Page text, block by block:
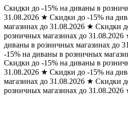
Скидки до -15% на диваны в
31.08.2026 ★ Скидки до -15% на
магазинах до 31.08.2026 ★ Скидки
розничных магазинах до 31.08.2026
диваны в розничных магазинах до
-15% на диваны в розничных
Скидки до -15% на диваны в
31.08.2026 ★ Скидки до -15% на
магазинах до 31.08.2026 ★ Скидки
розничных магазинах до 31.08.2026